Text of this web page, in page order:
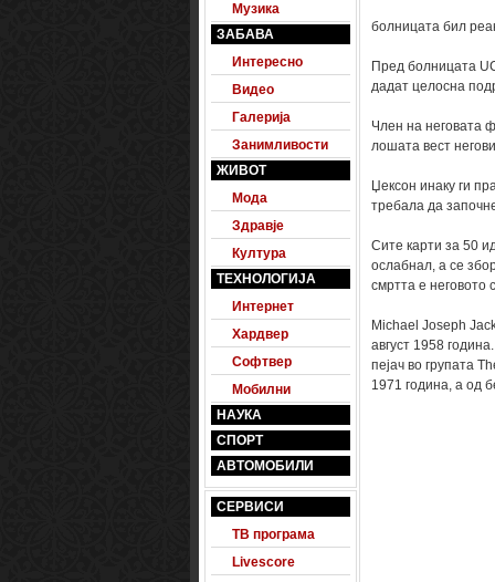
Музика
ЗАБАВА
Интересно
Видео
Галерија
Занимливости
ЖИВОТ
Мода
Здравје
Култура
ТЕХНОЛОГИЈА
Интернет
Хардвер
Софтвер
Мобилни
НАУКА
СПОРТ
АВТОМОБИЛИ
СЕРВИСИ
ТВ програма
Livescore
болницата бил
Пред болницата
дадат целосна
Член на неговата
лошата вест
Џексон инаку ги
требала да
Сите карти за 50
ослабнал, а се
смртта е неговото
Michael Joseph
август 1958
пејач во групата
1971 година, а од